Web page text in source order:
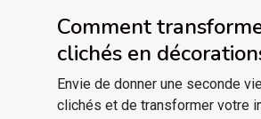
Comment
clichés en
magnétiques
Envie de donner une seconde
clichés et de transformer votre